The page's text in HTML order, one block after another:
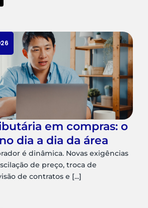
em compras: o
dia a dia da área
é dinâmica. Novas exigências
de preço, troca de
de contratos e [...]